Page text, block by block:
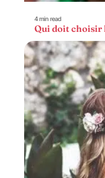
4 min read
Qui doit choisir